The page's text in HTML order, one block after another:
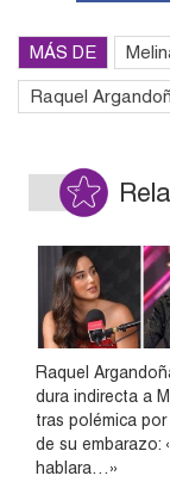
MÁS DE
Raquel
Raquel
dura indirecta a
tras polémica
de su embarazo:
hablara…»